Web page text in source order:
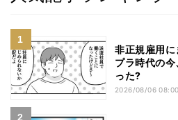
非正規雇用
プラ時代の
った?
2026/08/06 08:00